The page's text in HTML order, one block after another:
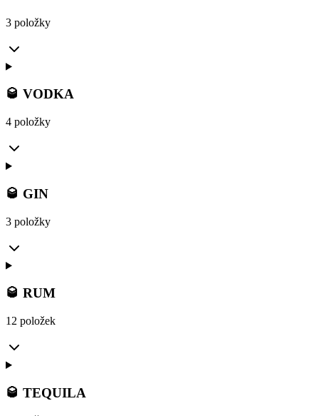
3 položky
🥃 VODKA
4 položky
🥃 GIN
3 položky
🥃 RUM
12 položek
🥃 TEQUILA